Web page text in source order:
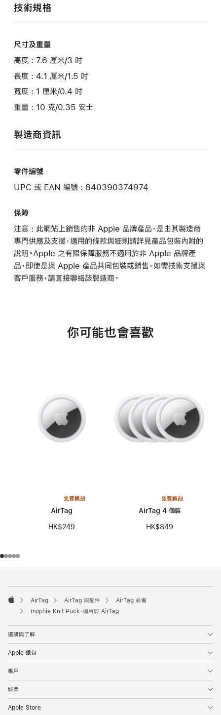
技術規格
尺寸及重量
高度 : 7.6 厘米/3 吋
長度 : 4.1 厘米/1.5 吋
寬度 : 1 厘米/0.4 吋
重量 : 10 克/0.35 安士
製造商資訊
零件編號
UPC 或 EAN 編號 : 840390374974
保障
注意 : 此網站上銷售的非 Apple 品牌產品，是由其製造商
專門供應及支援，適用的條款與細則請詳見產品包裝內附的
說明。Apple 之有限保障服務不適用於非 Apple 品牌產
品，即使是與 Apple 產品共同包裝或銷售。如需技術支援與
客戶服務，請直接聯絡該製造商。
你可能也會喜歡
免費鐫刻
AirTag
HK$249
免費鐫刻
AirTag 4 個裝
HK$849
腳
Apple
AirTag AirTag 與配件
AirTag 必備
mophie Knit Puck，適用於 AirTag
選購與了解
Apple 銀包
帳戶
娛樂
Apple Store